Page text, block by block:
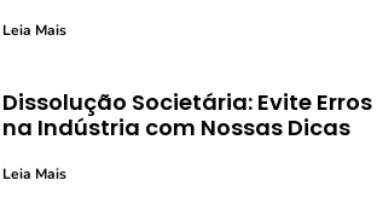
Leia Mais
Dissolução Societária: Evite Erros
na Indústria com Nossas Dicas
Leia Mais